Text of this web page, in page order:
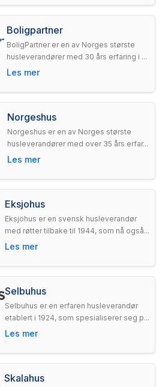
Boligpartner
BoligPartner er en av Norges største
husleverandører med 30 års erfaring i ...
Les mer
Norgeshus
Norgeshus er en av Norges største
husleverandører med over 35 års erfar...
Les mer
Eksjohus
Eksjöhus er en svensk husleverandør
med røtter tilbake til 1944, som nå også...
Les mer
Selbuhus
Selbuhus er en erfaren husleverandør
etablert i 1924, som spesialiserer seg p...
Les mer
Skalahus